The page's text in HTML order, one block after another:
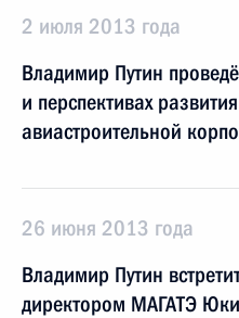
2 июля 2013 года
Владимир Путин
и перспективах
авиастроительной
26 июня 2013 года
Владимир Путин
директором МАГАТЭ